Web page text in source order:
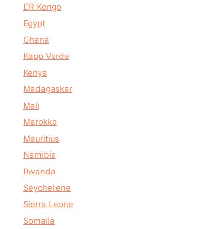
DR Kongo
Egypt
Ghana
Kapp Verde
Kenya
Madagaskar
Mali
Marokko
Mauritius
Namibia
Rwanda
Seychellene
Sierra Leone
Somalia